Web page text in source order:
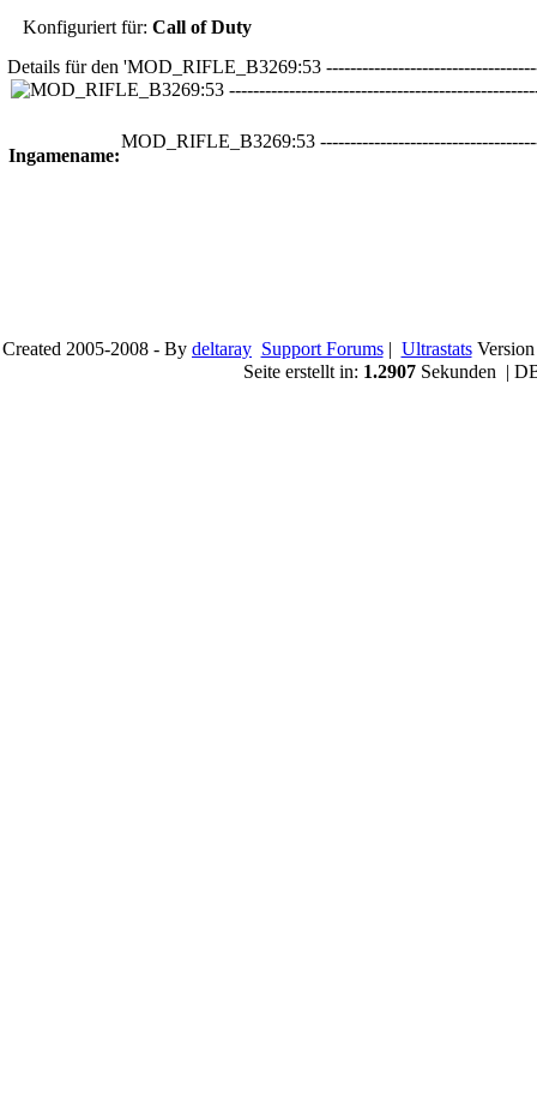
Konfiguriert für: Call of Duty
Details für den 'MOD_RIFLE_B3269:53
Ingamename:
MOD_RIFLE_B3269:53
Created 2005-2008 - By deltaray Support Forums| UltrastatsVersion
Seite erstellt in: 1.2907Sekunden |